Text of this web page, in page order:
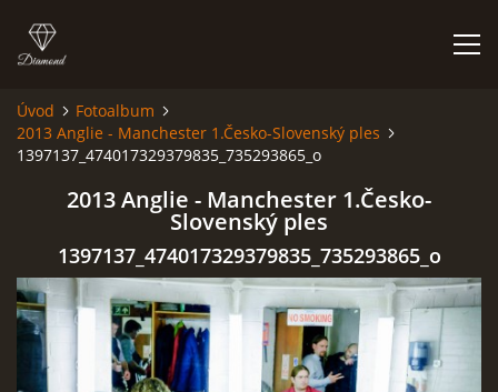
HISTORIE
JAK VYPADÁME
FOTOALBUM
Úvod
Fotoalbum
2013 Anglie - Manchester 1.Česko-Slovenský ples
1397137_474017329379835_735293865_o
2013 Anglie - Manchester 1.Česko-
Slovenský ples
1397137_474017329379835_735293865_o